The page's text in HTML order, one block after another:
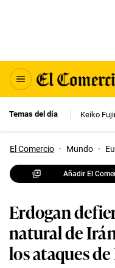
Temas del día Keiko
El Comercio · Mundo ·
Añadir El
Erdogan
natural de
los ataques